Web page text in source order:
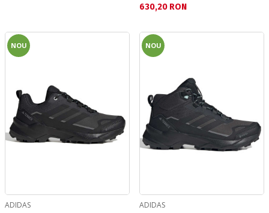
Текуща цена:
630,20 RON
NOU
ADIDAS
NOU
ADIDAS